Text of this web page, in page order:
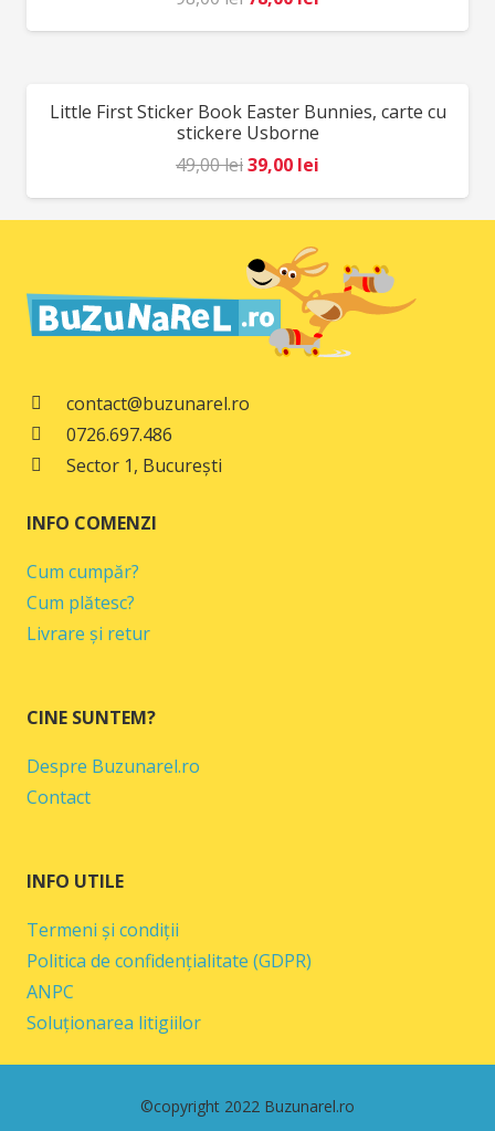
inițial
98,00 lei.
curent
REDUCERI!
Little First Sticker Book Easter Bunnies, carte cu
stickere Usborne
49,00leiPrețul
inițial
a
fost:
49,00 lei.
39,00 lei
curent
este:
39,00 lei.
contact@buzunarel.ro
0726.697.486
Sector 1, București
INFO COMENZI
Cum cumpăr?
Cum plătesc?
Livrare și retur
CINE SUNTEM?
Despre Buzunarel.ro
Contact
INFO UTILE
Termeni și condiții
Politica de confidențialitate (GDPR)
ANPC
Soluționarea litigiilor
©copyright 2022 Buzunarel.ro